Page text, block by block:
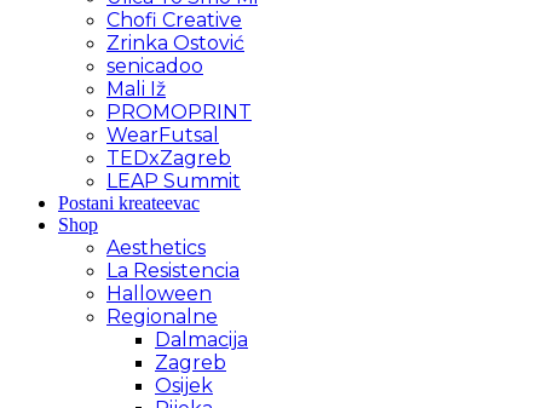
Chofi Creative
Zrinka Ostović
senicadoo
Mali Iž
PROMOPRINT
WearFutsal
TEDxZagreb
LEAP Summit
Postani kreateevac
Shop
Aesthetics
La Resistencia
Halloween
Regionalne
Dalmacija
Zagreb
Osijek